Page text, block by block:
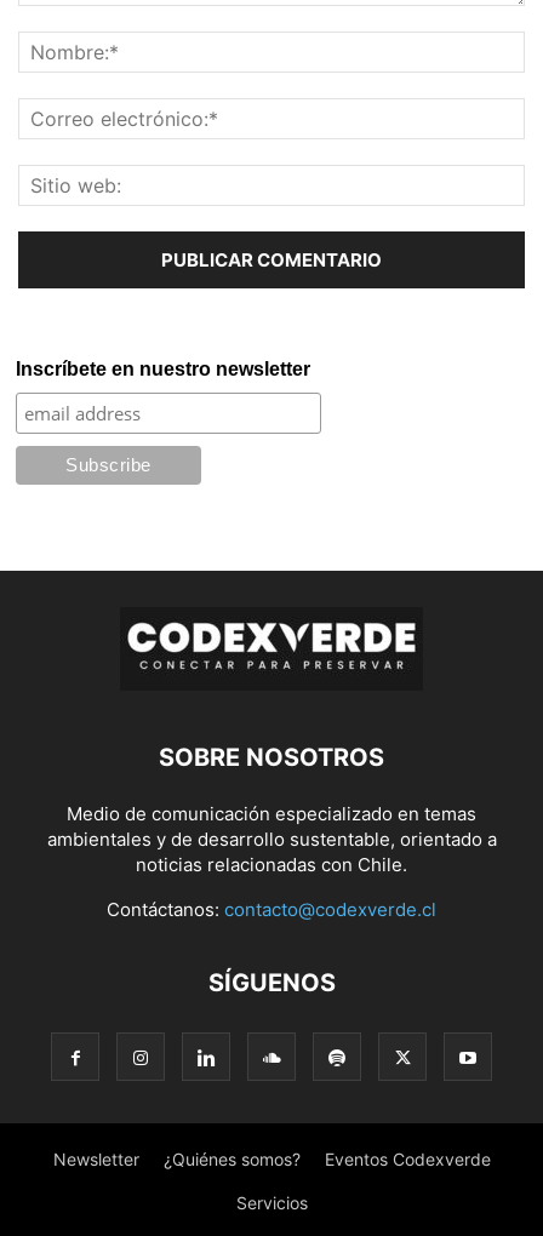
Inscríbete en nuestro newsletter
SOBRE NOSOTROS
Medio de comunicación especializado en temas
ambientales y de desarrollo sustentable, orientado a
noticias relacionadas con Chile.
Contáctanos: contacto@codexverde.cl
SÍGUENOS
Newsletter ¿Quiénes somos? Eventos Codexverde
Servicios